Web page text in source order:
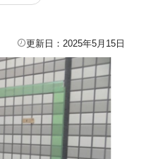
更新日：2025年5月15日